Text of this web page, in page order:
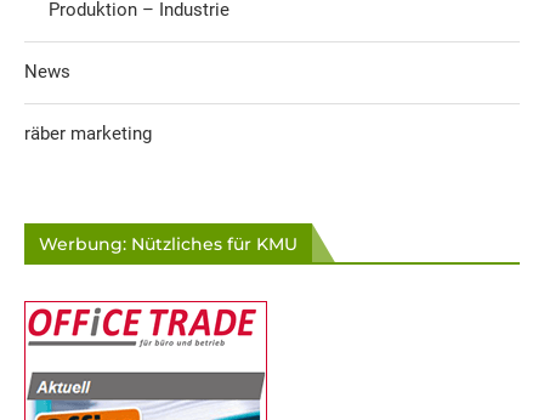
Produktion – Industrie
News
räber marketing
Werbung: Nützliches für KMU